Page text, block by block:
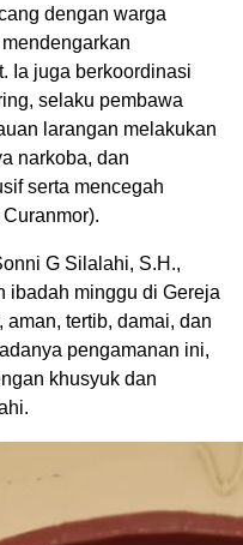
dengan warga
Ia juga berkoordinasi
selaku pembawa
larangan melakukan
narkoba, dan
serta mencegah
G Silalahi, S.H.,
ibadah minggu di Gereja
tertib, damai, dan
pengamanan ini,
khusyuk dan